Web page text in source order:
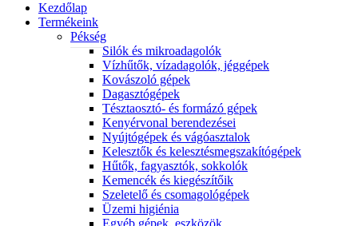
Kezdőlap
Termékeink
Pékség
Silók és mikroadagolók
Vízhűtők, vízadagolók, jéggépek
Kovászoló gépek
Dagasztógépek
Tésztaosztó- és formázó gépek
Kenyérvonal berendezései
Nyújtógépek és vágóasztalok
Kelesztők és kelesztésmegszakítógépek
Hűtők, fagyasztók, sokkolók
Kemencék és kiegészítőik
Szeletelő és csomagológépek
Üzemi higiénia
Egyéb gépek, eszközök